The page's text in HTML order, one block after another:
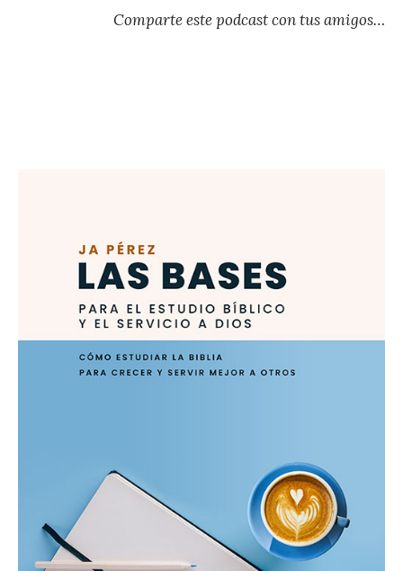
Comparte este podcast con tus amigos…